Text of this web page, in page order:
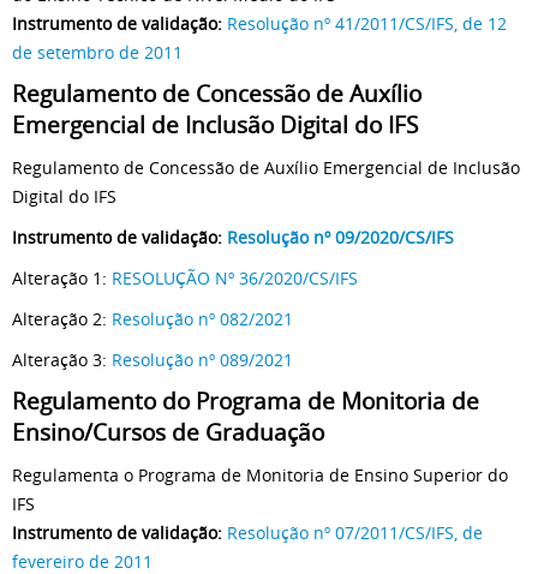
Instrumento de validação: Resolução nº 41/2011/CS/IFS, de 12
de setembro de 2011
Regulamento de Concessão de Auxílio
Emergencial de Inclusão Digital do IFS
Regulamento de Concessão de Auxílio Emergencial de Inclusão
Digital do IFS
Instrumento de validação: Resolução nº 09/2020/CS/IFS
Alteração 1: RESOLUÇÃO Nº 36/2020/CS/IFS
Alteração 2: Resolução nº 082/2021
Alteração 3: Resolução nº 089/2021
Regulamento do Programa de Monitoria de
Ensino/Cursos de Graduação
Regulamenta o Programa de Monitoria de Ensino Superior do
IFS
Instrumento de validação: Resolução nº 07/2011/CS/IFS, de
fevereiro de 2011